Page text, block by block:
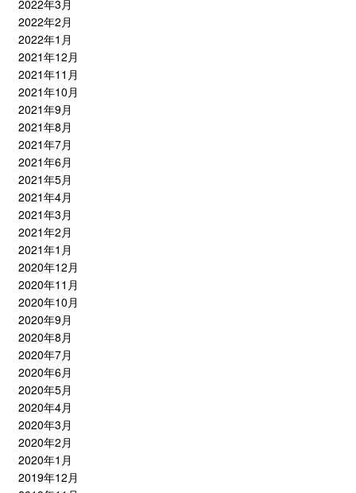
2022年3月
2022年2月
2022年1月
2021年12月
2021年11月
2021年10月
2021年9月
2021年8月
2021年7月
2021年6月
2021年5月
2021年4月
2021年3月
2021年2月
2021年1月
2020年12月
2020年11月
2020年10月
2020年9月
2020年8月
2020年7月
2020年6月
2020年5月
2020年4月
2020年3月
2020年2月
2020年1月
2019年12月